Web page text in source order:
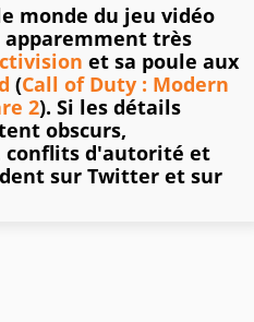
monde du jeu vidéo
très
et sa poule aux
(Call of Duty : Modern
2). Si les détails
obscurs,
conflits d'autorité et
sur Twitter et sur